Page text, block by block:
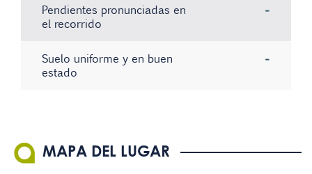
Pendientes pronunciadas en
el recorrido
-
Suelo uniforme y en buen
estado
-
MAPA DEL LUGAR